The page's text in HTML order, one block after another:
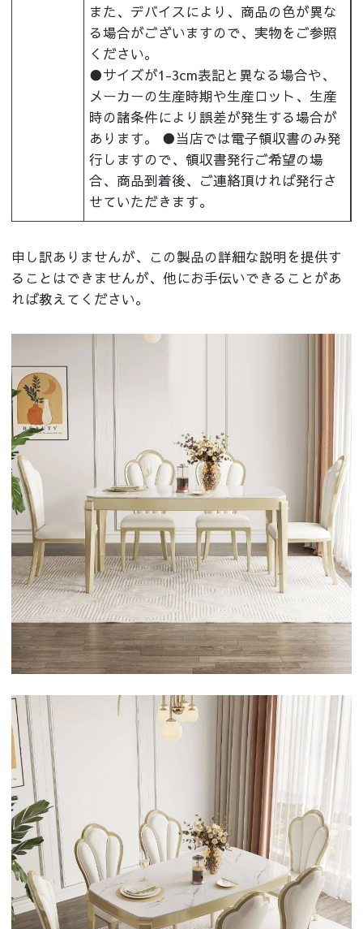
また、デバイスにより、商品の色が異な
る場合がございますので、実物をご参照
ください。
●サイズが1-3cm表記と異なる場合や、
メーカーの生産時期や生産ロット、生産
時の諸条件により誤差が発生する場合が
あります。 ●当店では電子領収書のみ発
行しますので、領収書発行ご希望の場
合、商品到着後、ご連絡頂ければ発行さ
せていただきます。
申し訳ありませんが、この製品の詳細な説明を提供す
ることはできませんが、他にお手伝いできることがあ
れば教えてください。